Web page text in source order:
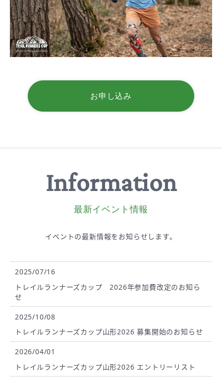
お申し込み
Information
最新イベント情報
イベントの最新情報をお知らせします。
2025/07/16
トレイルランナーズカップ 2026年参加費改定のお知ら
せ
2025/10/08
トレイルランナーズカップ山形2026 募集開始のお知らせ
2026/04/01
トレイルランナーズカップ山形2026 エントリーリスト